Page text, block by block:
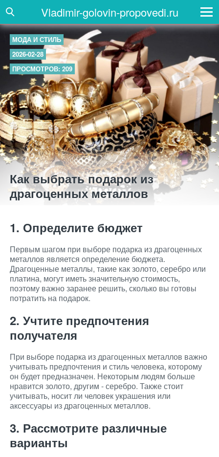
Vladimir-golovin-propovedi.ru
МОДА И СТИЛЬ
2026-02-28
ПРОСМОТРОВ: 209
Как выбрать подарок из
драгоценных металлов
1. Определите бюджет
Первым шагом при выборе подарка из драгоценных
металлов является определение бюджета.
Драгоценные металлы, такие как золото, серебро или
платина, могут иметь значительную стоимость,
поэтому важно заранее решить, сколько вы готовы
потратить на подарок.
2. Учтите предпочтения
получателя
При выборе подарка из драгоценных металлов важно
учитывать предпочтения и стиль человека, которому
он будет предназначен. Некоторым людям больше
нравится золото, другим - серебро. Также стоит
учитывать, носит ли человек украшения или
аксессуары из драгоценных металлов.
3. Рассмотрите различные
варианты